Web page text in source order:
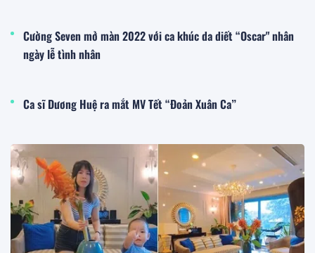
Cường Seven mở màn 2022 với ca khúc da diết “Oscar" nhân
ngày lễ tình nhân
Ca sĩ Dương Huệ ra mắt MV Tết “Đoản Xuân Ca”